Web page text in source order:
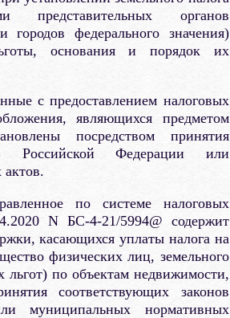
представительных органов
городов федерального значения)
основания и порядок их
с предоставлением налоговых
являющихся предметом
посредством принятия
Российской Федерации или
по системе налоговых
N БС-4-21/5994@ содержит
касающихся уплаты налога на
физических лиц, земельного
льгот) по объектам недвижимости,
соответствующих законов
муниципальных нормативных